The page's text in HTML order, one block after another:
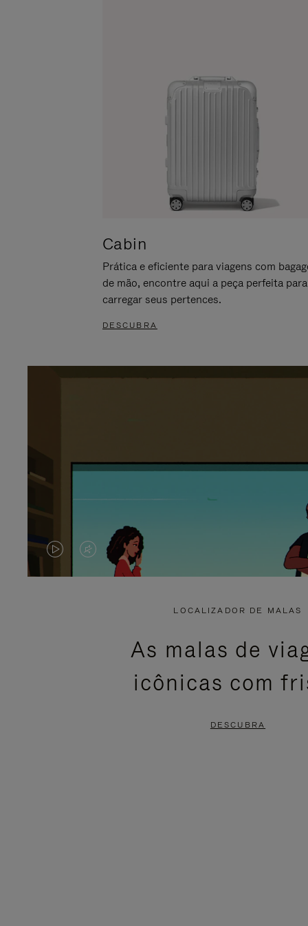
Cabin
Prática e eficiente para viagens com
de mão, encontre aqui a peça perfeita para
carregar seus pertences.
DESCUBRA
O
PAUSADO,
PRESSIONE
O
SOM.
LOCALIZADOR DE MALAS
As malas de
icônicas com
DESCUBRA